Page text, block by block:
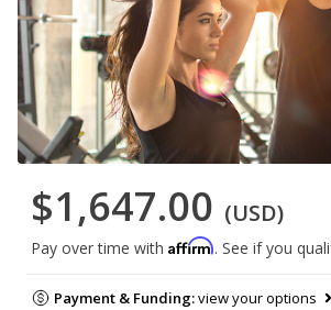
$1,647.00 (USD)
Pay over time with Affirm. See if you
Payment & Funding:view your options